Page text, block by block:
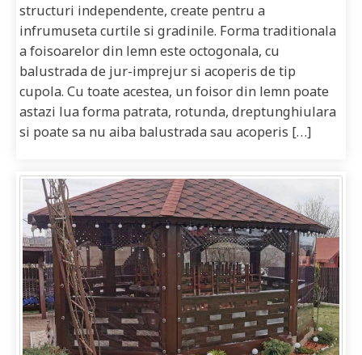
structuri independente, create pentru a
infrumuseta curtile si gradinile. Forma traditionala
a foisoarelor din lemn este octogonala, cu
balustrada de jur-imprejur si acoperis de tip
cupola. Cu toate acestea, un foisor din lemn poate
astazi lua forma patrata, rotunda, dreptunghiulara
si poate sa nu aiba balustrada sau acoperis […]